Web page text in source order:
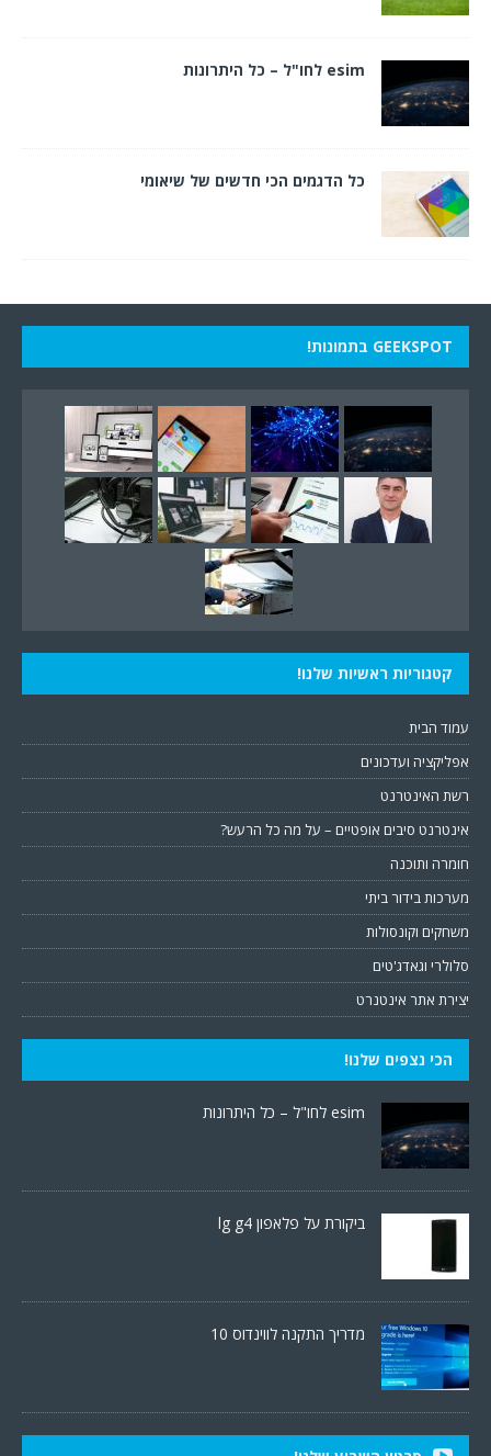
esim לחו"ל – כל היתרונות
כל הדגמים הכי חדשים של שיאומי
GEEKSPOT בתמונות!
קטגוריות ראשיות שלנו!
עמוד הבית
אפליקציה ועדכונים
רשת האינטרנט
אינטרנט סיבים אופטיים – על מה כל הרעש?
חומרה ותוכנה
מערכות בידור ביתי
משחקים וקונסולות
סלולרי וגאדג'טים
יצירת אתר אינטנרט
הכי נצפים שלנו!
esim לחו"ל – כל היתרונות
ביקורת על פלאפון lg g4
מדריך התקנה לווינדוס 10